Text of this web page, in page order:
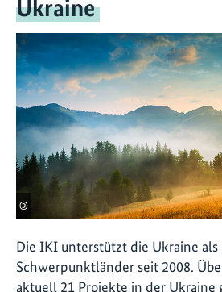
Ukraine
©
Die IKI unterstützt die Ukraine als
Schwerpunktländer seit 2008.
aktuell 21 Projekte in der Ukraine